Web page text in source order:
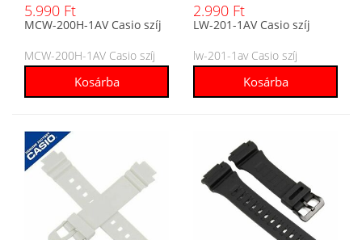
5.990 Ft
MCW-200H-1AV Casio szíj
MCW-200H-1AV Casio szíj
2.990 Ft
LW-201-1AV Casio szíj
lw-201-1av Casio szíj